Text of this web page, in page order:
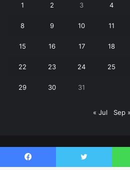
1 2 3 4
8 9 10 11
15 16 17 18
22 23 24 25
29 30 31
« Jul Sep »
© Copyright 2026, All Rights
Facebook Twitter